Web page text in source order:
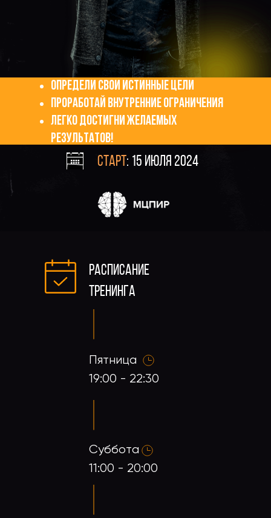
СТАРТ: 15 ИЮЛЯ 2024
Определи свои истинные цели
Проработай внутренние ограничения
Легко достигни желаемых
результатов!
РАСПИСАНИЕ
ТРЕНИНГА
Пятница
19:00 - 22:30
Суббота
11:00 - 20:00